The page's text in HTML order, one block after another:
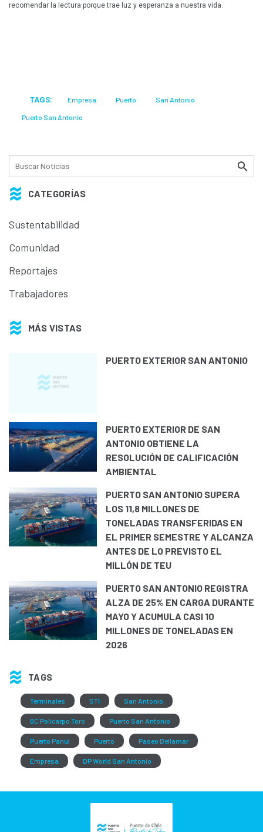
CATEGORÍAS
Sustentabilidad
Comunidad
Reportajes
Trabajadores
MÁS VISTAS
PUERTO EXTERIOR SAN ANTONIO
PUERTO EXTERIOR DE SAN
ANTONIO OBTIENE LA
RESOLUCIÓN DE CALIFICACIÓN
AMBIENTAL
PUERTO SAN ANTONIO SUPERA
LOS 11,8 MILLONES DE
TONELADAS TRANSFERIDAS EN
EL PRIMER SEMESTRE Y ALCANZA
ANTES DE LO PREVISTO EL
MILLÓN DE TEU
PUERTO SAN ANTONIO REGISTRA
ALZA DE 25% EN CARGA DURANTE
MAYO Y ACUMULA CASI 10
MILLONES DE TONELADAS EN
2026
TAGS
Terminales STI San Antonio
QC Policarpo Toro Puerto San Antonio
Puerto Panul Puerto Paseo Bellamar
Empresa DP World San Antonio
recomendar la lectura porque trae luz y esperanza a nuestra vida.
TAGS: Empresa Puerto San Antonio
Puerto San Antonio